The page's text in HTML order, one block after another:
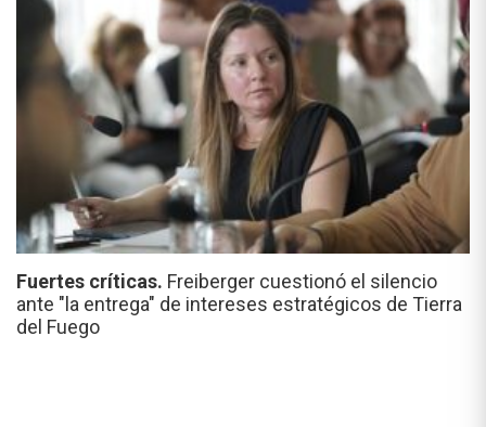
Fuertes críticas. Freiberger cuestionó el silencio
ante "la entrega" de intereses estratégicos de Tierra
del Fuego